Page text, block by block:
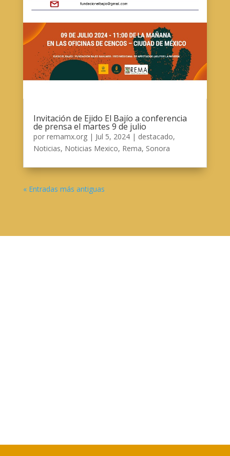
Invitación de Ejido El Bajío a conferencia
de prensa el martes 9 de julio
por remamx.org| Jul 5, 2024| destacado,
Noticias, Noticias Mexico, Rema, Sonora
« Entradas más antiguas